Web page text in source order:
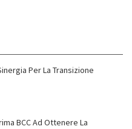
Per La Transizione
BCC Ad Ottenere La